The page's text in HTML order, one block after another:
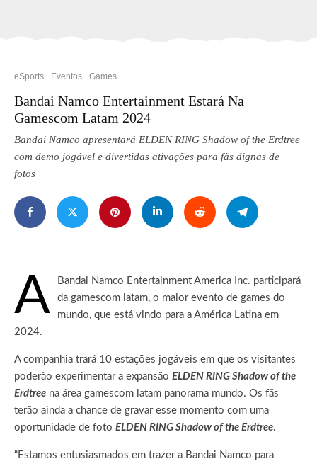
eSports Eventos Games
Bandai Namco Entertainment Estará Na
Gamescom Latam 2024
Bandai Namco apresentará ELDEN RING Shadow of the Erdtree
com demo jogável e divertidas ativações para fãs dignas de
fotos
A
Bandai Namco Entertainment America Inc. participará
da gamescom latam, o maior evento de games do
mundo, que está vindo para a América Latina em
2024.
A companhia trará 10 estações jogáveis em que os visitantes
poderão experimentar a expansão ELDEN RING Shadow of the
Erdtree na área gamescom latam panorama mundo. Os fãs
terão ainda a chance de gravar esse momento com uma
oportunidade de foto ELDEN RING Shadow of the Erdtree.
“Estamos entusiasmados em trazer a Bandai Namco para